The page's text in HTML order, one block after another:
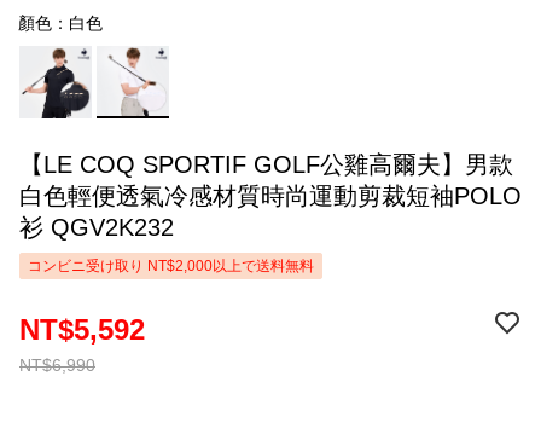
顏色：白色
【LE COQ SPORTIF GOLF公雞高爾夫】男款
白色輕便透氣冷感材質時尚運動剪裁短袖POLO
衫 QGV2K232
コンビニ受け取り NT$2,000以上で送料無料
NT$6,990
NT$5,592